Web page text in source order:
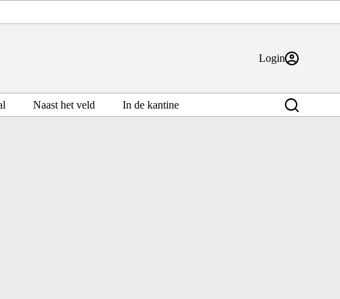
Login
Naast het veld In de kantine